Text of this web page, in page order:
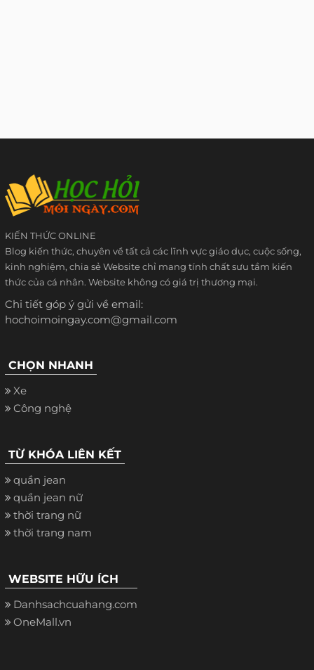
KIẾN THỨC ONLINE
Blog kiến thức, chuyên về tất cả các lĩnh vực giáo dục, cuộc sống,
kinh nghiệm, chia sẻ Website chỉ mang tính chất sưu tầm kiến
thức của cá nhân. Website không có giá trị thương mại.
Chi tiết góp ý gửi về email:
hochoimoingay.com@gmail.com
CHỌN NHANH
Xe
Công nghệ
TỪ KHÓA LIÊN KẾT
quần jean
quần jean nữ
thời trang nữ
thời trang nam
WEBSITE HỮU ÍCH
Danhsachcuahang.com
OneMall.vn